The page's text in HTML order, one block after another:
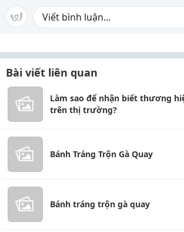
Bài viết liên quan
Làm sao để nhận biết thương
trên thị trường?
Bánh Tráng Trộn Gà Quay
Bánh tráng trộn gà quay